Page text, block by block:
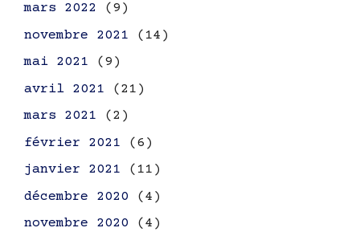
mars 2022
(9)
novembre 2021 (14)
mai 2021 (9)
avril 2021 (21)
mars 2021 (2)
février 2021 (6)
janvier 2021 (11)
décembre 2020 (4)
novembre 2020 (4)